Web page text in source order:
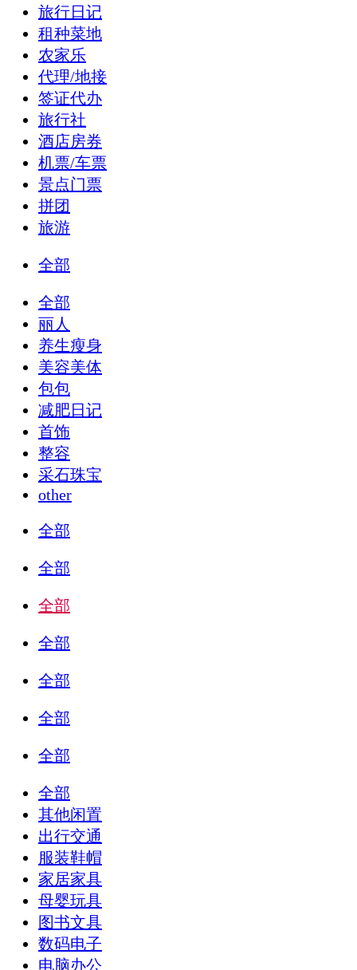
旅行日记
租种菜地
农家乐
代理/地接
签证代办
旅行社
酒店房券
机票/车票
景点门票
拼团
旅游
全部
全部
丽人
养生瘦身
美容美体
包包
减肥日记
首饰
整容
采石珠宝
other
全部
全部
全部
全部
全部
全部
全部
全部
其他闲置
出行交通
服装鞋帽
家居家具
母婴玩具
图书文具
数码电子
电脑办公